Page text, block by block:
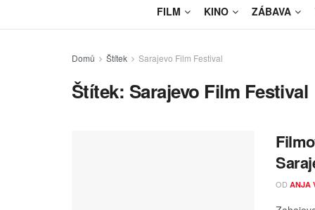
FILM KINO ZÁBAVA
Domů Štítek Sarajevo Film Festival
Štítek: Sarajevo Film Festival
OD ANJA